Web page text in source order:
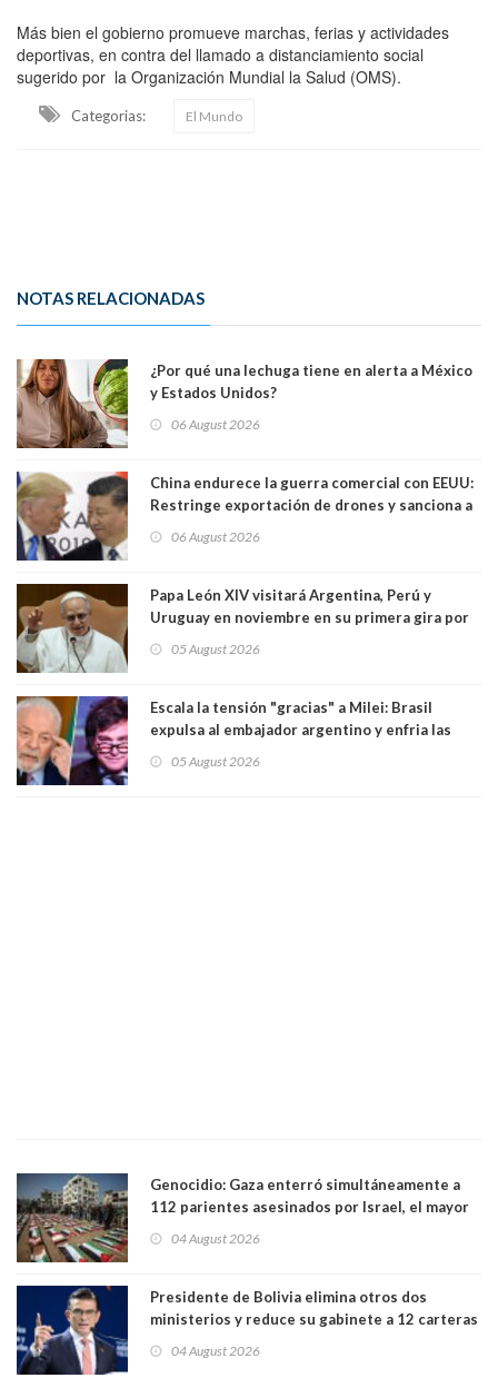
Más bien el gobierno promueve marchas, ferias y actividades
deportivas, en contra del llamado a distanciamiento social
sugerido por la Organización Mundial la Salud (OMS).
Categorias: El Mundo
NOTAS RELACIONADAS
¿Por qué una lechuga tiene en alerta a México
y Estados Unidos?
06 August 2026
China endurece la guerra comercial con EEUU:
Restringe exportación de drones y sanciona a
06 August 2026
Papa León XIV visitará Argentina, Perú y
Uruguay en noviembre en su primera gira por
05 August 2026
Escala la tensión "gracias" a Milei: Brasil
expulsa al embajador argentino y enfria las
trasandino
05 August 2026
Genocidio: Gaza enterró simultáneamente a
112 parientes asesinados por Israel, el mayor
muertos figuran 44 niños y nueve ancianos
04 August 2026
Presidente de Bolivia elimina otros dos
ministerios y reduce su gabinete a 12 carteras
04 August 2026